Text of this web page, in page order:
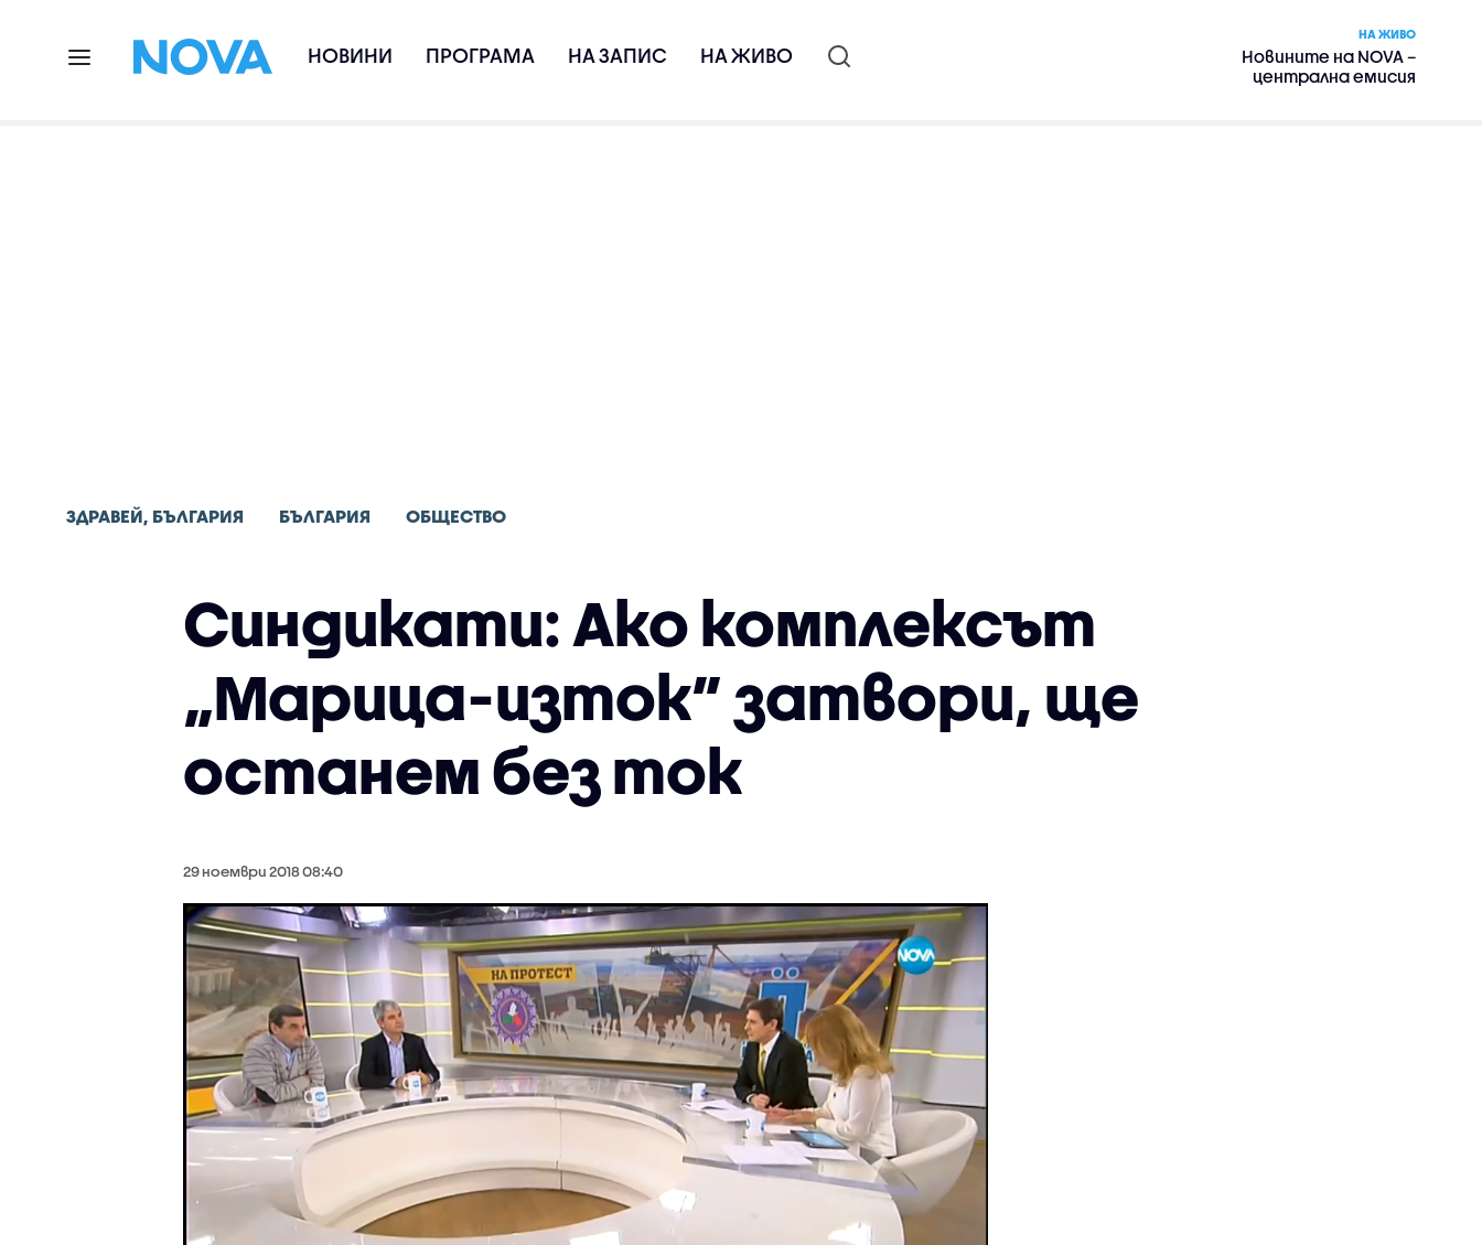
НОВИНИ ПРОГРАМА НА ЗАПИС НА ЖИВО
НА ЖИВО
Новините на NOVA –
централна емисия
ЗДРАВЕЙ, БЪЛГАРИЯ БЪЛГАРИЯ ОБЩЕСТВО
Синдикати: Ако комплексът
„Марица-изток” затвори, ще
останем без ток
29 ноември 2018 08:40